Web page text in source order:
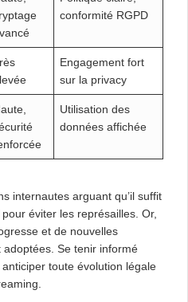
conformité RGPD
Engagement fort
sur la privacy
Utilisation des
données affichée
internautes arguant qu’il suffit
éviter les représailles. Or,
et de nouvelles
Se tenir informé
toute évolution légale